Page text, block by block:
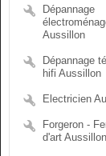
Dépannage
Aussillon
Dépannage
hifi Aussillon
Electricien
Forgeron -
d'art Aussillon